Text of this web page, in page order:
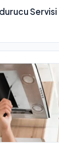
Servisi